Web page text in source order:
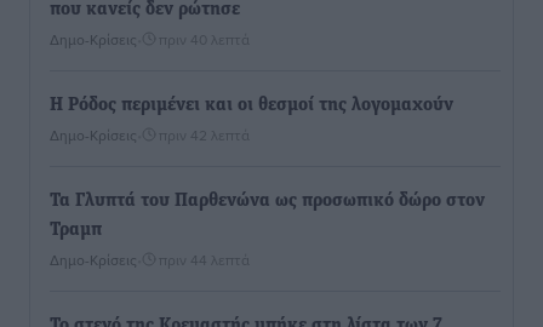
που κανείς δεν ρώτησε
Δημο-Κρίσεις πριν 40 λεπτά
Η Ρόδος περιμένει και οι θεσμοί της λογομαχούν
Δημο-Κρίσεις πριν 42 λεπτά
Τα Γλυπτά του Παρθενώνα ως προσωπικό δώρο στον
Τραμπ
Δημο-Κρίσεις πριν 44 λεπτά